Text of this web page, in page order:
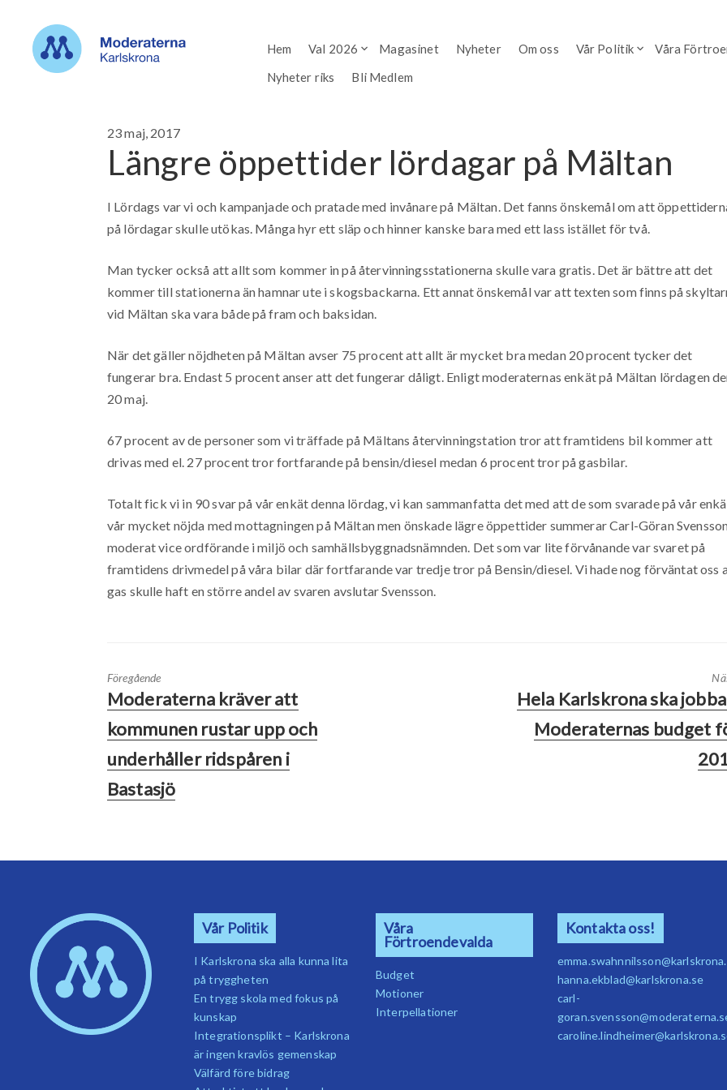
Hem Val 2026 Magasinet Nyheter Om oss Vår Politik Våra
Nyheter riks
Bli Medlem
23 maj, 2017
Längre öppettider lördagar på Mältan
I Lördags var vi och kampanjade och pratade med invånare på Mältan. Det fanns önskemål om att
på lördagar skulle utökas. Många hyr ett släp och hinner kanske bara med ett lass istället för två.
Man tycker också att allt som kommer in på återvinningsstationerna skulle vara gratis. Det är bättre att det
kommer till stationerna än hamnar ute i skogsbackarna. Ett annat önskemål var att texten som finns på
vid Mältan ska vara både på fram och baksidan.
När det gäller nöjdheten på Mältan avser 75 procent att allt är mycket bra medan 20 procent tycker det
fungerar bra. Endast 5 procent anser att det fungerar dåligt. Enligt moderaternas enkät på Mältan lördagen
20 maj.
67 procent av de personer som vi träffade på Mältans återvinningstation tror att framtidens bil kommer att
drivas med el. 27 procent tror fortfarande på bensin/diesel medan 6 procent tror på gasbilar.
Totalt fick vi in 90 svar på vår enkät denna lördag, vi kan sammanfatta det med att de som svarade på vår
vår mycket nöjda med mottagningen på Mältan men önskade lägre öppettider summerar Carl-Göran
moderat vice ordförande i miljö och samhällsbyggnadsnämnden. Det som var lite förvånande var svaret på
framtidens drivmedel på våra bilar där fortfarande var tredje tror på Bensin/diesel. Vi hade nog förväntat oss
gas skulle haft en större andel av svaren avslutar Svensson.
Föregående
Moderaterna kräver att
kommunen rustar upp och
underhåller ridspåren i
Bastasjö
Hela Karlskrona ska
Moderaternas budget
Vår Politik
I Karlskrona ska alla kunna lita
på tryggheten
En trygg skola med fokus på
kunskap
Integrationsplikt – Karlskrona
är ingen kravlös gemenskap
Välfärd före bidrag
Våra
Förtroendevalda
Budget
Motioner
Interpellationer
Kontakta oss!
hanna.ekblad@karlskrona.se
carl-